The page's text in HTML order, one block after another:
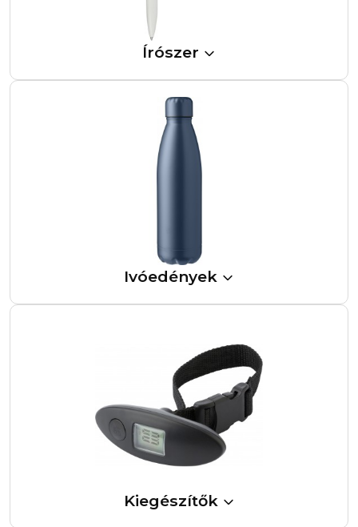
Írószer
Ivóedények
Kiegészítők